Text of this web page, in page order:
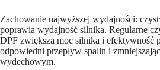
Zachowanie najwyższej wydajności:
poprawia wydajność silnika. Regularne
DPF zwiększa moc silnika i efektywność
odpowiedni przepływ spalin i
wydechowym.